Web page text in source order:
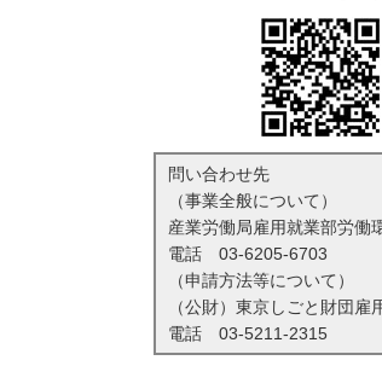
問い合わせ先
（事業全般について）
産業労働局雇用就業部労働
電話 03-6205-6703
（申請方法等について）
（公財）東京しごと財団雇
電話 03-5211-2315